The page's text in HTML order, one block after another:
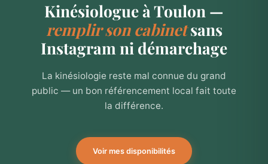
Kinésiologue à Toulon —
remplir son cabinetsans
Instagram ni démarchage
La kinésiologie reste mal connue du grand
public — un bon référencement local fait toute
la différence.
Voir mes disponibilités